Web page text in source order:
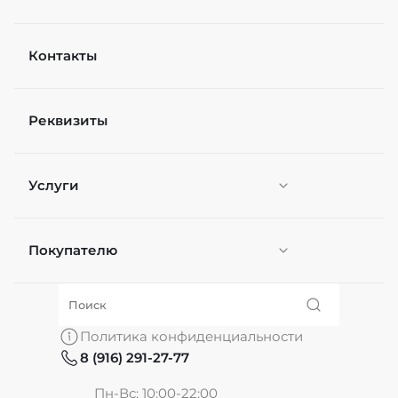
Контакты
Реквизиты
Услуги
Персонификация
Покупателю
О нас
Политика конфиденциальности
8 (916) 291-27-77
Пн-Вс: 10:00-22:00